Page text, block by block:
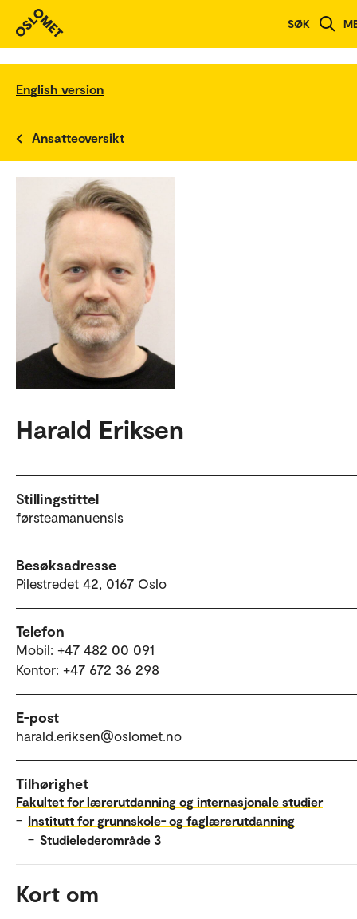
SØK
English version
Ansatteoversikt
Harald Eriksen
Stillingstittel
førsteamanuensis
Besøksadresse
Pilestredet 42, 0167 Oslo
Telefon
Mobil: +47 482 00 091
Kontor: +47 672 36 298
E-post
harald.eriksen@oslomet.no
Tilhørighet
Fakultet for lærerutdanning og internasjonale studier
– Institutt for grunnskole- og faglærerutdanning
– Studielederområde 3
Kort om